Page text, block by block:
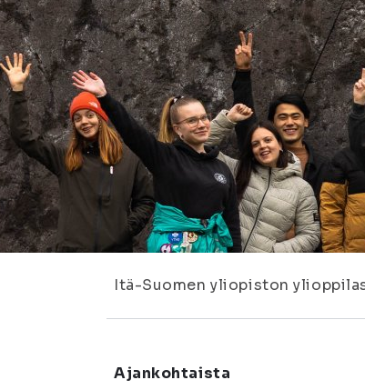
Itä-Suomen yliopiston
Ajankohtaista